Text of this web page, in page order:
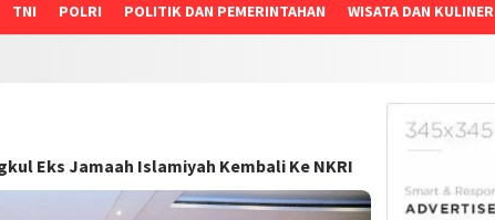
TNI POLRI POLITIK DAN PEMERINTAHAN WISATA DAN KULINER
Eks Jamaah Islamiyah Kembali Ke NKRI